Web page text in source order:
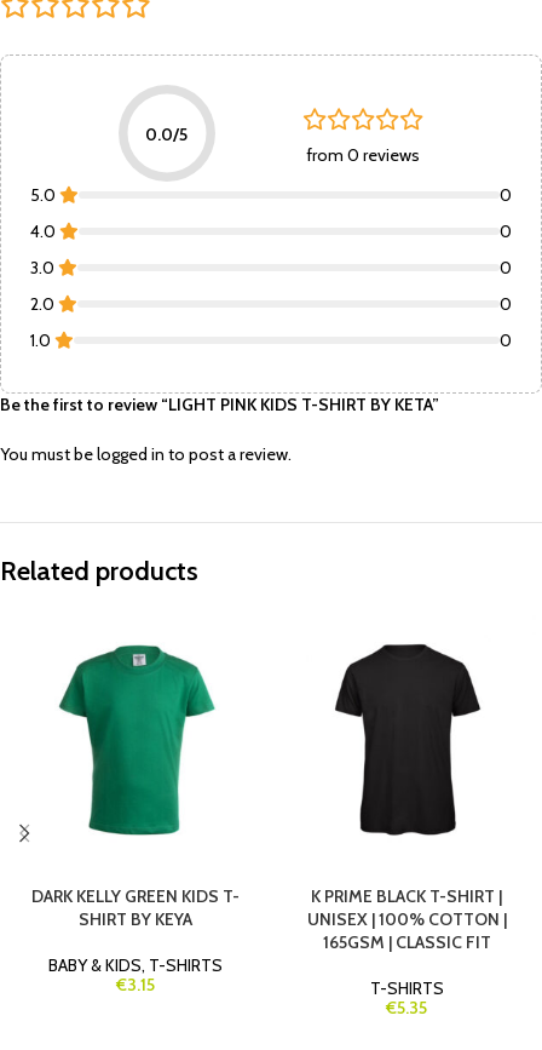
0.0/5
from 0 reviews
5.0
0
4.0
0
3.0
0
2.0
0
1.0
0
Be the first to review “LIGHT PINK KIDS T-SHIRT BY KETA”
You must belogged in to post a review.
Related products
DARK KELLY GREEN KIDS T-
SHIRT BY KEYA
BABY & KIDS, T-SHIRTS
€3.15
K PRIME BLACK T-SHIRT |
UNISEX | 100% COTTON |
165GSM | CLASSIC FIT
T-SHIRTS
€5.35